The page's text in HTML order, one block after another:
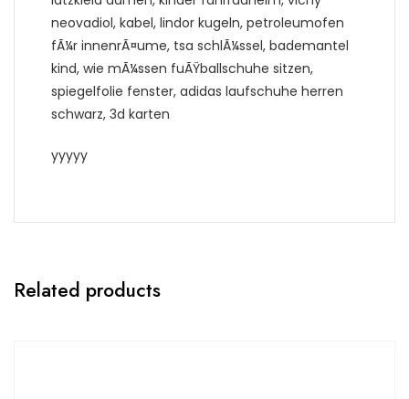
neovadiol, kabel, lindor kugeln, petroleumofen
fÃ¼r innenrÃ¤ume, tsa schlÃ¼ssel, bademantel
kind, wie mÃ¼ssen fuÃŸballschuhe sitzen,
spiegelfolie fenster, adidas laufschuhe herren
schwarz, 3d karten
yyyyy
Related products